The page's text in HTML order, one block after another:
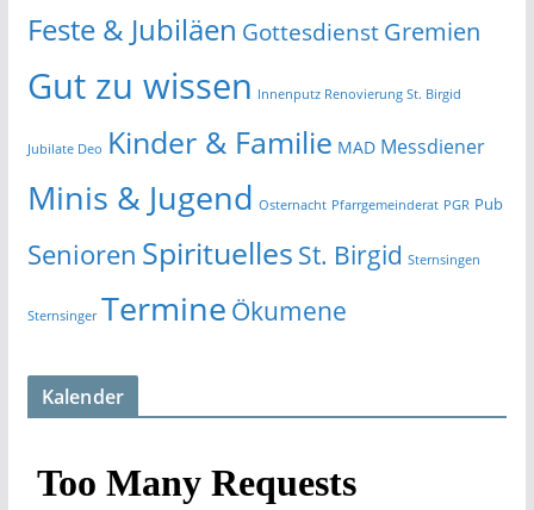
Feste & Jubiläen GottesdienstGremien
Gut zu wissen Innenputz Renovierung St. Birgid
Jubilate Deo Kinder & Familie MAD Messdiener
Minis & Jugend Osternacht Pfarrgemeinderat PGR Pub
Senioren Spirituelles St. Birgid Sternsingen
Sternsinger Termine Ökumene
Kalender